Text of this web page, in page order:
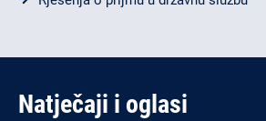
Natječaji i oglasi